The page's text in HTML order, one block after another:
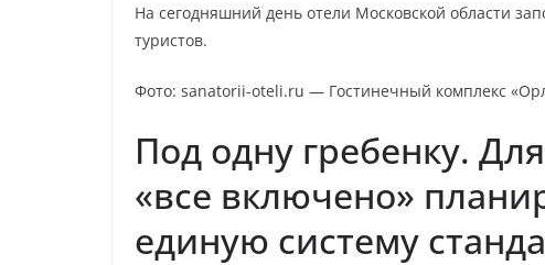
На сегодняшний день отели Московской области
туристов.
Фото: sanatorii-oteli.ru — Гостинечный комплекс
Под одну гребенку.
«все включено»
единую систему